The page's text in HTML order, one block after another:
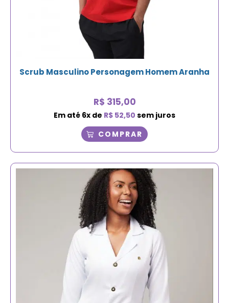
Scrub Masculino Personagem Homem Aranha
R$ 315,00
Em até 6x de R$ 52,50 sem juros
COMPRAR